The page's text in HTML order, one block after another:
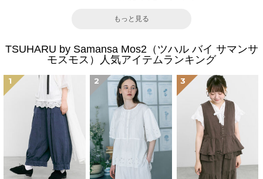
もっと見る
TSUHARU by Samansa Mos2（ツハル バイ サマンサ
モスモス）人気アイテムランキング
1 2 3